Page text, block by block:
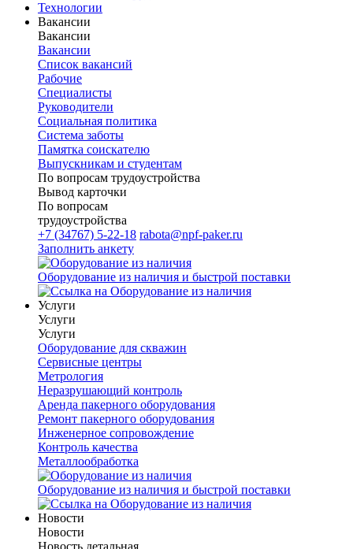
Технологии
Вакансии
Вакансии
Вакансии
Список вакансий
Рабочие
Специалисты
Руководители
Cоциальная политика
Система заботы
Памятка соискателю
Выпускникам и студентам
По вопросам трудоустройства
Вывод карточки
По вопросам
трудоустройства
+7 (34767) 5-22-18 rabota@npf-paker.ru
Заполнить анкету
Оборудование из наличия и быстрой поставки
Услуги
Услуги
Услуги
Оборудование для скважин
Сервисные центры
Метрология
Неразрушающий контроль
Аренда пакерного оборудования
Ремонт пакерного оборудования
Инженерное сопровождение
Контроль качества
Металлообработка
Оборудование из наличия и быстрой поставки
Новости
Новости
Новость детальная